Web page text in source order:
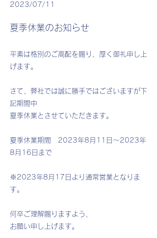
2023/07/11
夏季休業のお知らせ
平素は格別のご高配を賜り、厚く御礼申し上
げます。
さて、弊社では誠に勝手ではございますが下
記期間中
夏季休業とさせていただきます。
夏季休業期間 2023年8月11日～2023年
8月16日まで
※2023年8月17日より通常営業となりま
す。
何卒ご理解賜りますよう、
お願い申し上げます。